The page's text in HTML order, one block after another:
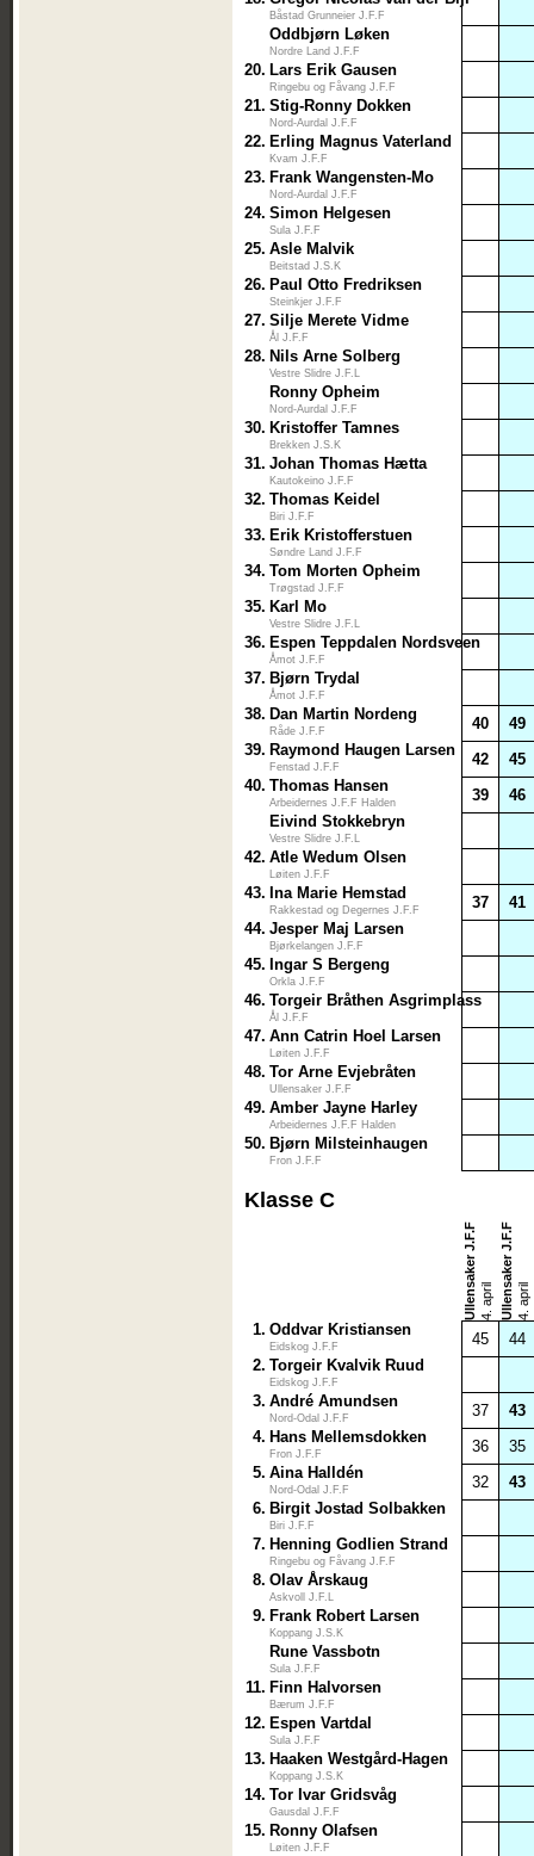
Båstad Grunneier J.F.F
Oddbjørn Løken
Nordre Land J.F.F
20. Lars Erik Gausen
Ringebu og Fåvang J.F.F
21. Stig-Ronny Dokken
Nord-Aurdal J.F.F
22. Erling Magnus Vaterland
Kvam J.F.F
23. Frank Wangensten-Mo
Nord-Aurdal J.F.F
24. Simon Helgesen
Sula J.F.F
25. Asle Malvik
Beitstad J.S.K
26. Paul Otto Fredriksen
Steinkjer J.F.F
27. Silje Merete Vidme
Ål J.F.F
28. Nils Arne Solberg
Vestre Slidre J.F.L
Ronny Opheim
Nord-Aurdal J.F.F
30. Kristoffer Tamnes
Brekken J.S.K
31. Johan Thomas Hætta
Kautokeino J.F.F
32. Thomas Keidel
Biri J.F.F
33. Erik Kristofferstuen
Søndre Land J.F.F
34. Tom Morten Opheim
Trøgstad J.F.F
35. Karl Mo
Vestre Slidre J.F.L
36. Espen Teppdalen Nordsveen
Åmot J.F.F
37. Bjørn Trydal
Åmot J.F.F
38. Dan Martin Nordeng
Råde J.F.F 40
49
39. Raymond Haugen Larsen
Fenstad J.F.F 42
45
40. Thomas Hansen
Arbeidernes J.F.F Halden 39
46
Eivind Stokkebryn
Vestre Slidre J.F.L
42. Atle Wedum Olsen
Løiten J.F.F
43. Ina Marie Hemstad
Rakkestad og Degernes J.F.F 37
41
44. Jesper Maj Larsen
Bjørkelangen J.F.F
45. Ingar S Bergeng
Orkla J.F.F
46. Torgeir Bråthen Asgrimplass
Ål J.F.F
47. Ann Catrin Hoel Larsen
Løiten J.F.F
48. Tor Arne Evjebråten
Ullensaker J.F.F
49. Amber Jayne Harley
Arbeidernes J.F.F Halden
50. Bjørn Milsteinhaugen
Fron J.F.F
Klasse C
Ullensaker J.F.F 4. april Ullensaker J.F.F 4. april
1. Oddvar Kristiansen
Eidskog J.F.F 45
44
2. Torgeir Kvalvik Ruud
Eidskog J.F.F
3. André Amundsen
Nord-Odal J.F.F 37
43
4. Hans Mellemsdokken
Fron J.F.F 36
35
5. Aina Halldén
Nord-Odal J.F.F 32
43
6. Birgit Jostad Solbakken
Biri J.F.F
7. Henning Godlien Strand
Ringebu og Fåvang J.F.F
8. Olav Årskaug
Askvoll J.F.L
9. Frank Robert Larsen
Koppang J.S.K
Rune Vassbotn
Sula J.F.F
11. Finn Halvorsen
Bærum J.F.F
12. Espen Vartdal
Sula J.F.F
13. Haaken Westgård-Hagen
Koppang J.S.K
14. Tor Ivar Gridsvåg
Gausdal J.F.F
15. Ronny Olafsen
Løiten J.F.F